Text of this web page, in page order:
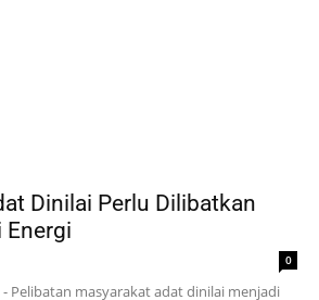
Dinilai Perlu Dilibatkan
Energi
0
Pelibatan masyarakat adat dinilai menjadi